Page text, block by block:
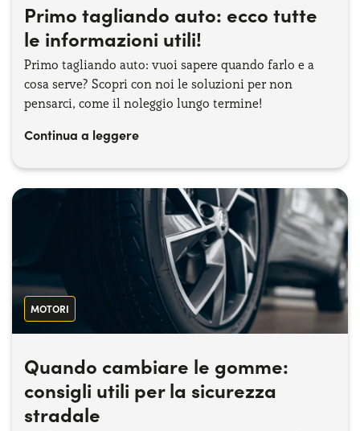
Primo tagliando auto: ecco tutte
le informazioni utili!
Primo tagliando auto: vuoi sapere quando farlo e a
cosa serve? Scopri con noi le soluzioni per non
pensarci, come il noleggio lungo termine!
Continua a leggere
MOTORI
Quando cambiare le gomme:
consigli utili per la sicurezza
stradale